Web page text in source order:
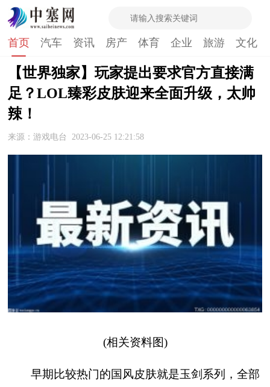
首页 汽车 资讯 房产 体育 企业 旅游 文化
【世界独家】玩家提出要求官方直接满
足？LOL臻彩皮肤迎来全面升级，太帅
辣！
来源：游戏电台 2023-06-25 12:21:58
(相关资料图)
早期比较热门的国风皮肤就是玉剑系列，全部